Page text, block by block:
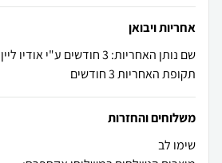
אחריות ויבואן
שם נותן האחריות: 3 חודשים ע"י אודיו ליין
תקופת האחריות 3 חודשים
משלוחים והחזרות